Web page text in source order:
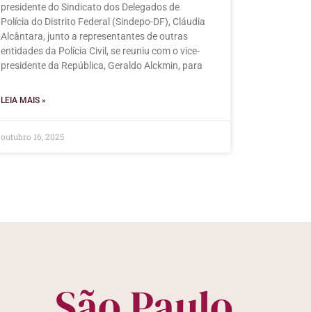
presidente do Sindicato dos Delegados de
Polícia do Distrito Federal (Sindepo-DF), Cláudia
Alcântara, junto a representantes de outras
entidades da Polícia Civil, se reuniu com o vice-
presidente da República, Geraldo Alckmin, para
LEIA MAIS »
outubro 16, 2025